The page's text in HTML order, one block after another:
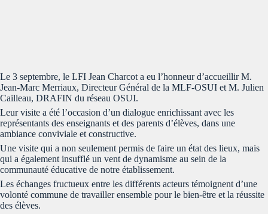
Le 3 septembre, le LFI Jean Charcot a eu l’honneur d’accueillir M.
Jean-Marc Merriaux, Directeur Général de la MLF-OSUI et M. Julien
Cailleau, DRAFIN du réseau OSUI.
Leur visite a été l’occasion d’un dialogue enrichissant avec les
représentants des enseignants et des parents d’élèves, dans une
ambiance conviviale et constructive.
Une visite qui a non seulement permis de faire un état des lieux, mais
qui a également insufflé un vent de dynamisme au sein de la
communauté éducative de notre établissement.
Les échanges fructueux entre les différents acteurs témoignent d’une
volonté commune de travailler ensemble pour le bien-être et la réussite
des élèves.